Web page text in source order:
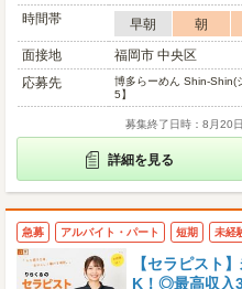
時間帯
早朝 朝
面接地
福岡市 中央区
応募先
博多らーめん Shin-
5】
募集終了日時：8月20日
詳細を見る
急募 アルバイト・パート 短期 未経
【セラピスト
K！◎最高収入